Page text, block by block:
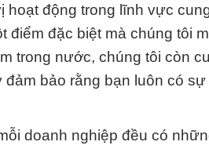
động trong lĩnh vực
điểm đặc biệt mà chúng tôi
trong nước, chúng tôi còn
bảo rằng bạn luôn có
doanh nghiệp đều có